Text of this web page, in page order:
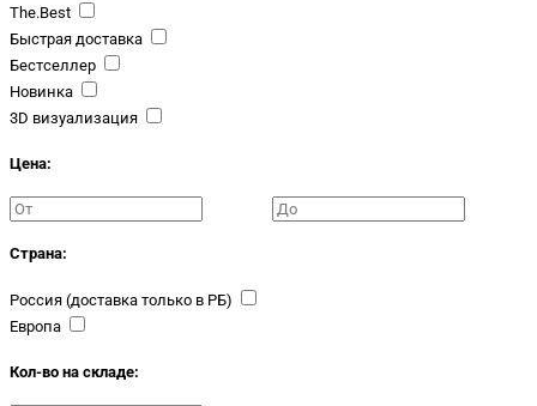
The.Best
Быстрая доставка
Бестселлер
Новинка
3D визуализация
Цена:
Страна:
Россия (доставка только в РБ)
Европа
Кол-во на складе: